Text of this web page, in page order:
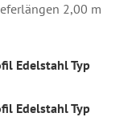
2,00 m
Edelstahl Typ
Edelstahl Typ